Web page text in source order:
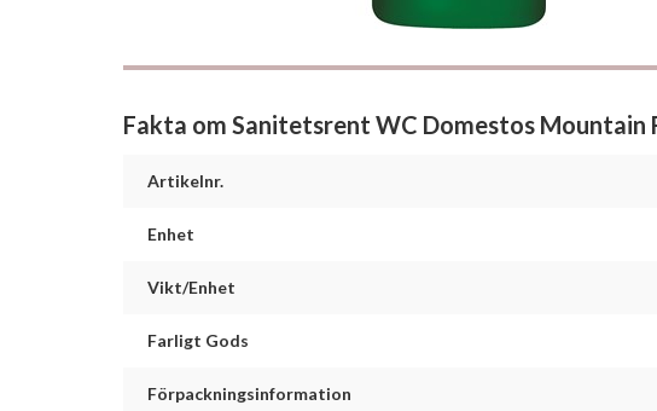
Fakta om Sanitetsrent WC Domestos Mountain
Artikelnr.
Enhet
Vikt/Enhet
Farligt Gods
Förpackningsinformation